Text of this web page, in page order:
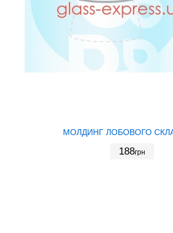
МОЛДИНГ ЛОБОВОГО
188грн